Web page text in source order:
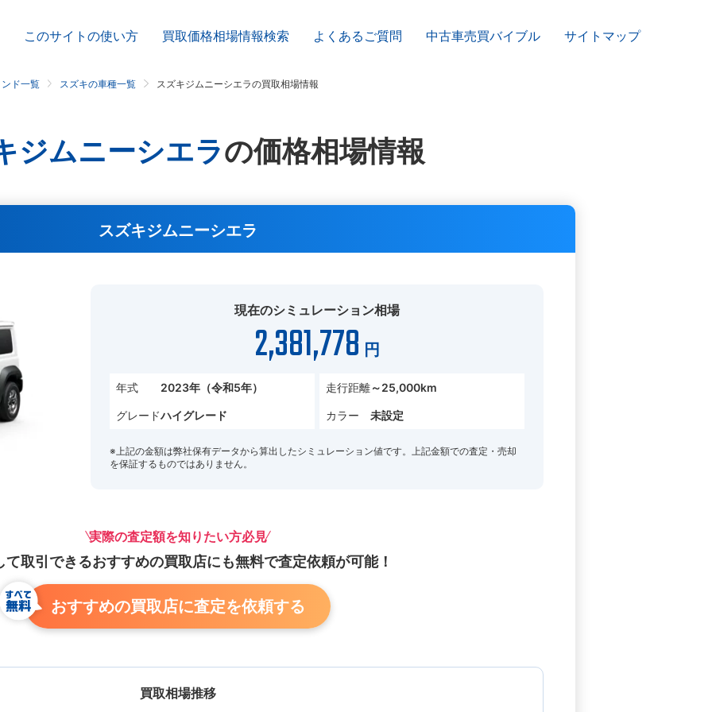
このサイトの使い方 買取価格相場情報検索 よくあるご質問 中古車売買バイブル サイトマップ
ド一覧 スズキの車種一覧 スズキジムニーシエラの買取相場情報
ジムニーシエラの価格相場情報
スズキジムニーシエラ
現在のシミュレーション相場
2,381,778 円
年式 2023年（令和5年） 走行距離～25,000km
グレードハイグレード カラー 未設定
※上記の金額は弊社保有データから算出したシミュレーション値です。上記金額での査定・売却
を保証するものではありません。
実際の査定額を知りたい方必見
て取引できるおすすめの買取店にも無料で査定依頼が可能！
おすすめの買取店に査定を依頼する
買取相場推移